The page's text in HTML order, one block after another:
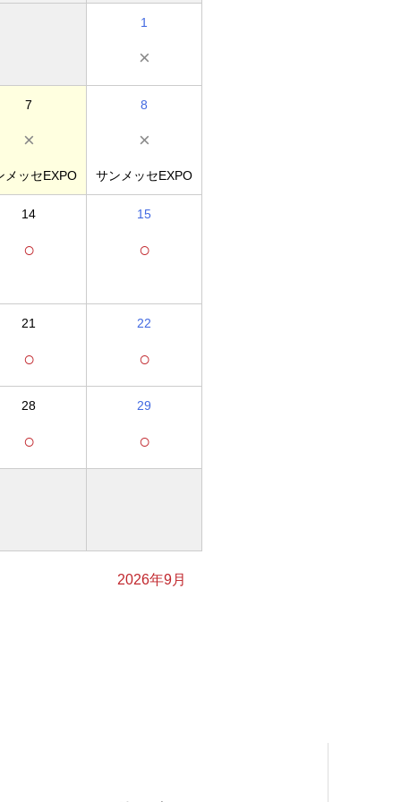
1
×
7
×
メッセEXPO
8
×
サンメッセEXPO
14
○
15
○
21
○
22
○
28
○
29
○
2026年9月